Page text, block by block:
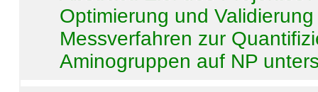
Optimierung und
Messverfahren zur
Aminogruppen auf NP